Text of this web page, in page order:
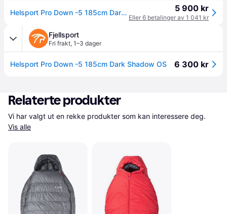
Helsport Pro Down -5 185cm Dark Shadow/Ruby Red 5 900 kr
Eller 6 betalinger av 1 041 kr
Fjellsport
Fri frakt, 1–3 dager
Helsport Pro Down -5 185cm Dark Shadow OS 6 300 kr
Relaterte produkter
Vis alle